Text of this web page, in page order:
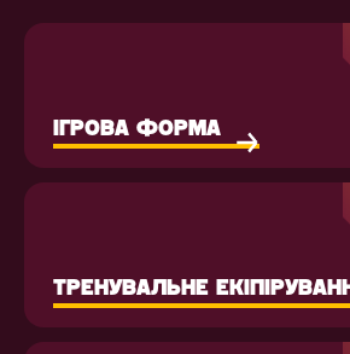
ІГРОВА ФОРМА
ТРЕНУВАЛЬНЕ